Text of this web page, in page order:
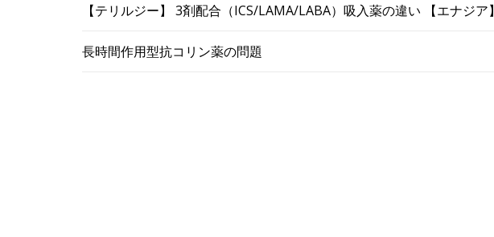
【テリルジー】 3剤配合（ICS/LAMA/LABA）吸入薬の違い 【エナジア】
長時間作用型抗コリン薬の問題